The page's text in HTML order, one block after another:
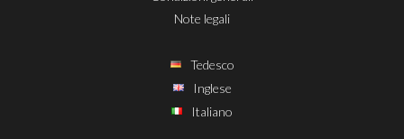
Note legali
Tedesco
Inglese
Italiano